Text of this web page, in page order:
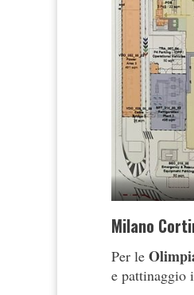
Milano
Per le
e pattinaggio